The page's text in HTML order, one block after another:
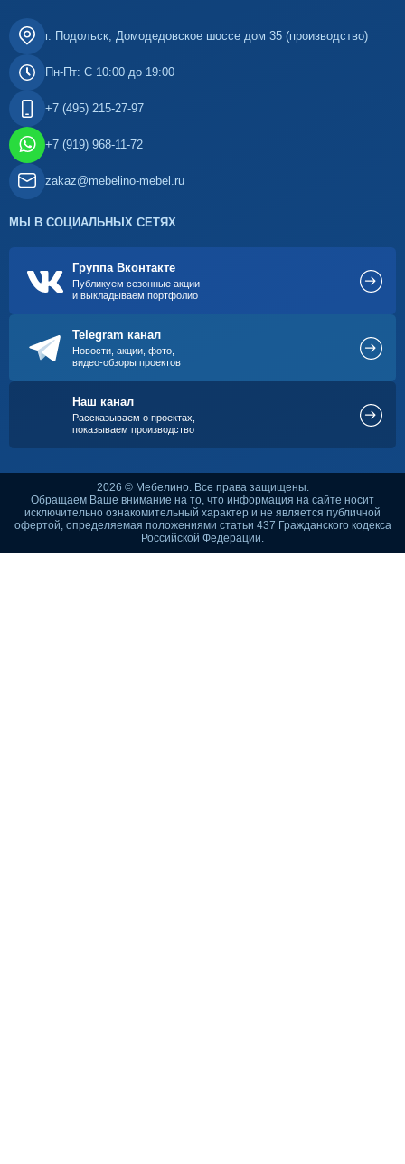
г. Подольск, Домодедовское шоссе дом 35 (производство)
Пн-Пт: С 10:00 до 19:00
+7 (495) 215-27-97
+7 (919) 968-11-72
zakaz@mebelino-mebel.ru
МЫ В СОЦИАЛЬНЫХ СЕТЯХ
Группа Вконтакте
Публикуем сезонные акции
и выкладываем портфолио
Telegram канал
Новости, акции, фото,
видео-обзоры проектов
Наш канал
Рассказываем о проектах,
показываем производство
2026 © Мебелино. Все права защищены.
Обращаем Ваше внимание на то, что информация на сайте носит
исключительно ознакомительный характер и не является публичной
офертой, определяемая положениями статьи 437 Гражданского кодекса
Российской Федерации.